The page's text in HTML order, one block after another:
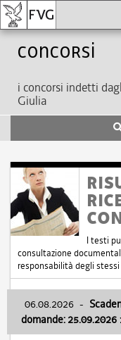
Concorsi
i concorsi indetti
Giulia
I testi
consultazione
responsabilità degli
06.08.2026 -
domande: 25.09.2026